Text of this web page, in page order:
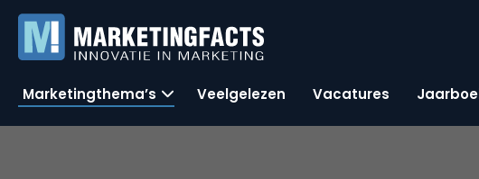
Marketingthema’s Veelgelezen Vacatures